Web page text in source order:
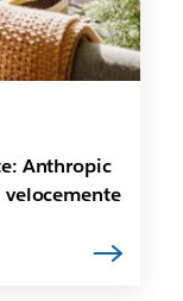
Anthropic